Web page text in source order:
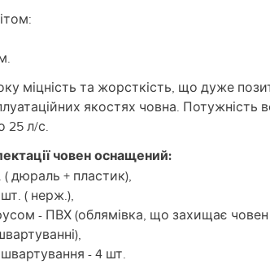
міцність та жорсткість, що дуже
якостях човна. Потужність
25 л/с.
човен оснащений:
дюраль + пластик),
( нерж.),
- ПВХ (облямівка, що захищає
- 4 шт.